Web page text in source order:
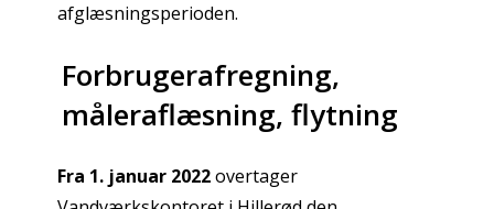
afglæsningsperioden.
Forbrugerafregning,
måleraflæsning, flytning
Fra 1. januar 2022overtager